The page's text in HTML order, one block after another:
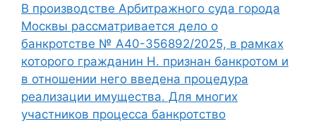
В производстве Арбитражного суда города
Москвы рассматривается дело о
банкротстве № А40-356892/2025, в рамках
которого гражданин Н. признан банкротом и
в отношении него введена процедура
реализации имущества. Для многих
участников процесса банкротство